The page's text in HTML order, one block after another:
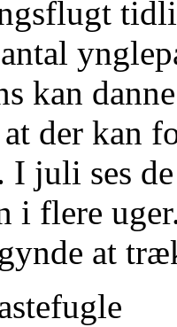
kan
der kan
juli ses
i flere
at